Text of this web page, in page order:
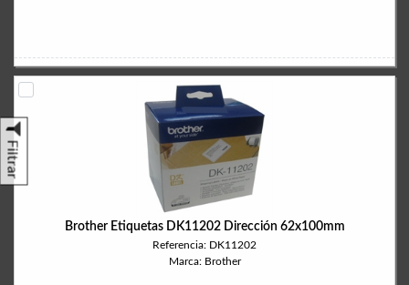
Filtrar
Brother Etiquetas DK11202 Dirección 62x100mm
Referencia: DK11202
Marca: Brother